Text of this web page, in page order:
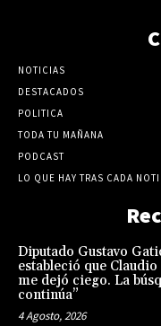
NOTICIAS
DESTACADOS
POLITICA
TODA TU MAÑANA
PODCAST
LO QUE HAY TRAS CADA
Diputado Gustavo
estableció que
me dejó ciego. La
continúa”
4 Agosto, 2026